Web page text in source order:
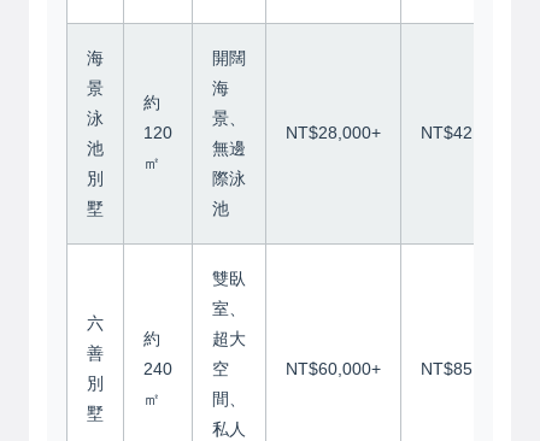
海
景
泳
池
別
墅
約
120
㎡
開闊
海
景、
無邊
際泳
池
NT$28,000+ NT$42,000+
六
善
別
墅
約
240
㎡
雙臥
室、
超大
空
間、
私人
NT$60,000+ NT$85,000+